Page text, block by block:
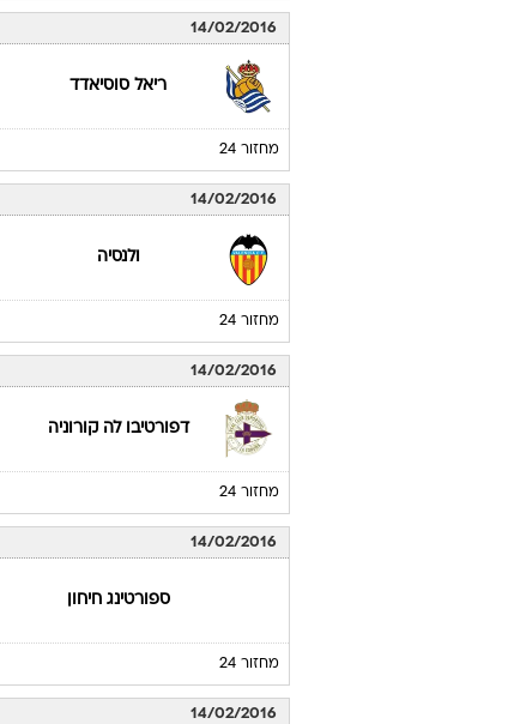
14/02/2016
ריאל סוסיאדד
מחזור 24
14/02/2016
ולנסיה
מחזור 24
14/02/2016
דפורטיבו לה קורוניה
מחזור 24
14/02/2016
ספורטינג חיחון
מחזור 24
14/02/2016